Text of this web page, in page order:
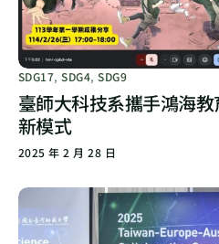
SDG17,SDG4,SDG9
臺師大科技系攜手鴻海
新模式
2025 年 2 月 28 日